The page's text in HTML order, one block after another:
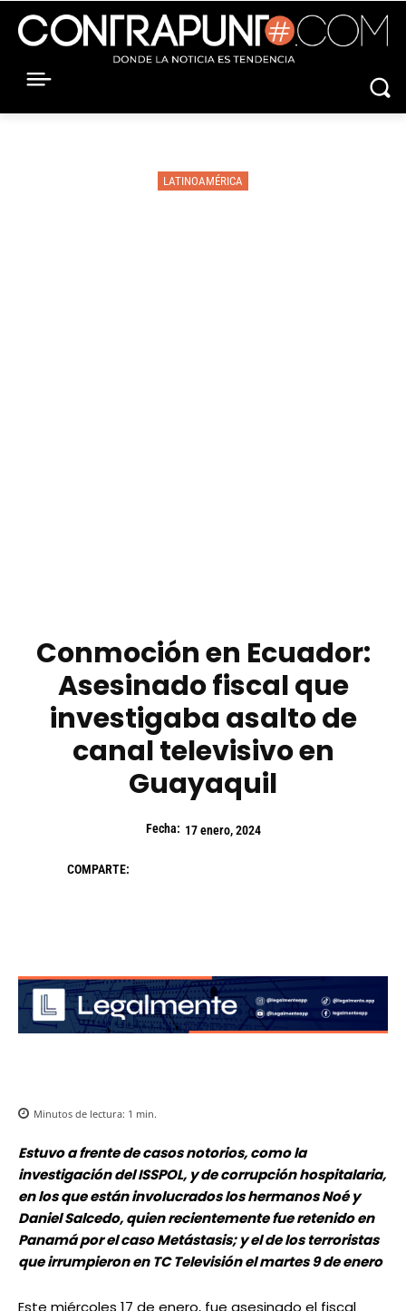
LATINOAMÉRICA
Conmoción en Ecuador:
Asesinado fiscal que
investigaba asalto de
canal televisivo en
Guayaquil
Fecha: 17 enero, 2024
COMPARTE:
Minutos de lectura: 1 min.
Estuvo a frente de casos notorios, como la
investigación del ISSPOL, y de corrupción hospitalaria,
en los que están involucrados los hermanos Noé y
Daniel Salcedo, quien recientemente fue retenido en
Panamá por el caso Metástasis; y el de los terroristas
que irrumpieron en TC Televisión el martes 9 de enero
Este miércoles 17 de enero, fue asesinado el fiscal